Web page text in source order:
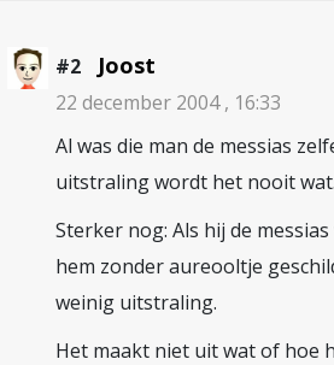
#2 Joost
22 december 2004 , 16:33
Al was die man de messias
uitstraling wordt het nooit wat.
Sterker nog: Als hij de
hem zonder aureooltje
weinig uitstraling.
Het maakt niet uit wat of hoe